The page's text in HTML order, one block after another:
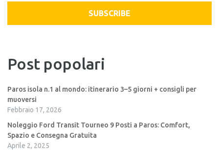
SUBSCRIBE
Post popolari
Paros isola n.1 al mondo: itinerario 3–5 giorni + consigli per
muoversi
Febbraio 17, 2026
Noleggio Ford Transit Tourneo 9 Posti a Paros: Comfort,
Spazio e Consegna Gratuita
Aprile 2, 2025